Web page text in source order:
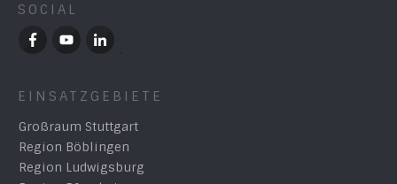
SOCIAL
EINSATZGEBIETE
Großraum Stuttgart
Region Böblingen
Region Ludwigsburg